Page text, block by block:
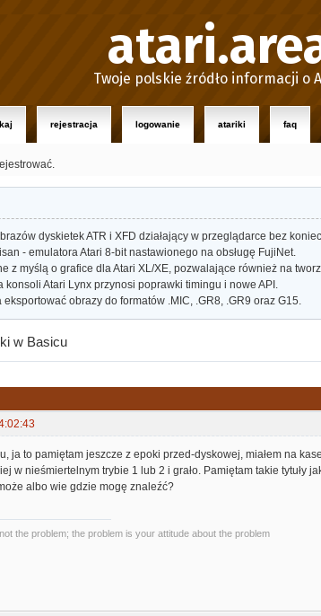
Twoje polskie źródło informacji o
rejestracja logowanie atariki faq
dyskietek ATR i XFD działający w przeglądarce bez
- emulatora Atari 8-bit nastawionego na obsługę FujiNet.
z myślą o grafice dla Atari XL/XE, pozwalające również na
Atari Lynx przynosi poprawki timingu i nowe API.
eksportować obrazy do formatów .MIC, .GR8, .GR9 oraz G15.
w Basicu
ja to pamiętam jeszcze z epoki przed-dyskowej, miałem na
w nieśmiertelnym trybie 1 lub 2 i grało. Pamiętam takie
albo wie gdzie mogę znaleźć?
the problem; the problem is your attitude about the problem